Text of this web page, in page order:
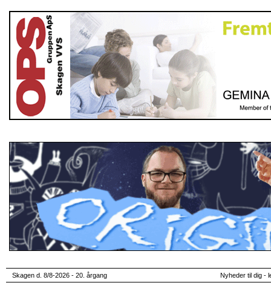
Skagen d. 8/8-2026 - 20. årgang Nyheder til dig -